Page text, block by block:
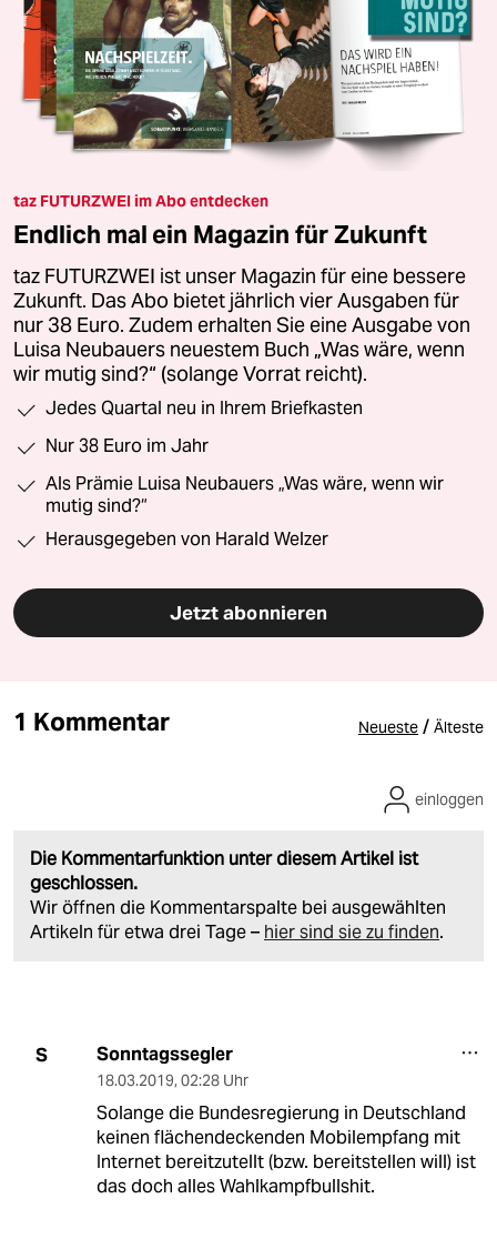
taz FUTURZWEI im Abo entdecken
Endlich mal ein Magazin für Zukunft
taz FUTURZWEI ist unser Magazin für eine bessere
Zukunft. Das Abo bietet jährlich vier Ausgaben für
nur 38 Euro. Zudem erhalten Sie eine Ausgabe von
Luisa Neubauers neuestem Buch „Was wäre, wenn
wir mutig sind?“ (solange Vorrat reicht).
Jedes Quartal neu in Ihrem Briefkasten
Nur 38 Euro im Jahr
Als Prämie Luisa Neubauers „Was wäre, wenn wir
mutig sind?“
Herausgegeben von Harald Welzer
Jetzt abonnieren
1 Kommentar Neueste / Älteste
Die Kommentarfunktion unter diesem Artikel ist
geschlossen.
Wir öffnen die Kommentarspalte bei ausgewählten
Artikeln für etwa drei Tage – hier sind sie zu finden.
einloggen
S Sonntagssegler
18.03.2019, 02:28 Uhr
Solange die Bundesregierung in Deutschland
keinen flächendeckenden Mobilempfang mit
Internet bereitzutellt (bzw. bereitstellen will) ist
das doch alles Wahlkampfbullshit.